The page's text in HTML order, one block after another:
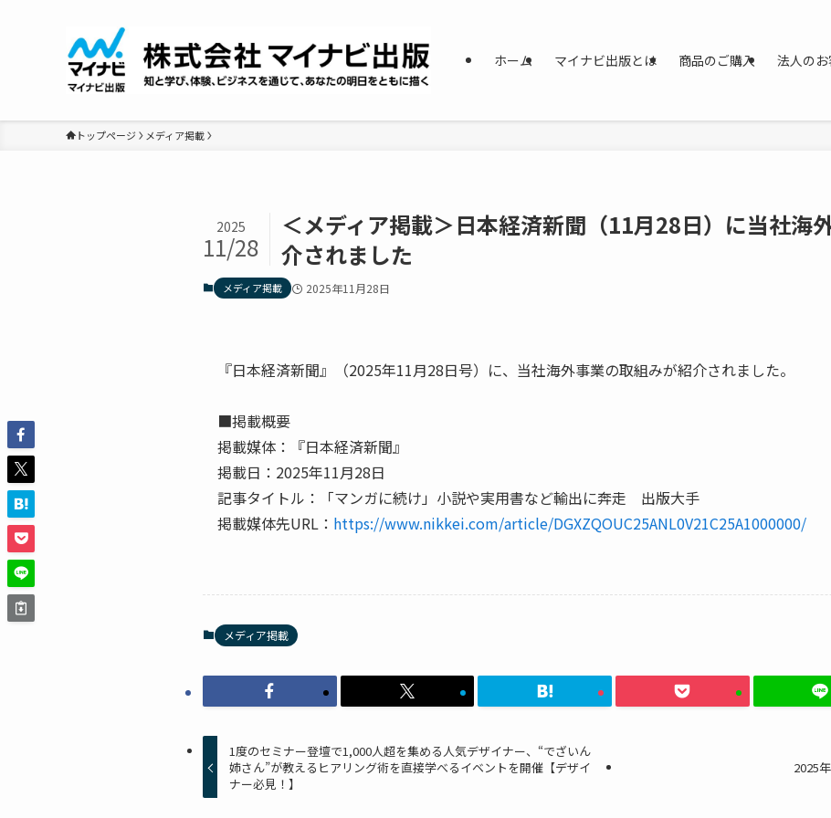
ホーム マイナビ出版とは 商品のご購入 法人の
トップページ メディア掲載
＜メディア掲載＞日本経済新聞（11月28日）に当社海
介されました
2025
11/28
メディア掲載 2025年11月28日
『日本経済新聞』（2025年11月28日号）に、当社海外事業の取組みが紹介されました。
■掲載概要
掲載媒体：『日本経済新聞』
掲載日：2025年11月28日
記事タイトル：「マンガに続け」小説や実用書など輸出に奔走 出版大手
掲載媒体先URL： https://www.nikkei.com/article/DGXZQOUC25ANL0V21C25A1000000/
メディア掲載
1度のセミナー登壇で1,000人超を集める人気デザイナー、“でざいん
姉さん”が教えるヒアリング術を直接学べるイベントを開催【デザイ
ナー必見！】
2025